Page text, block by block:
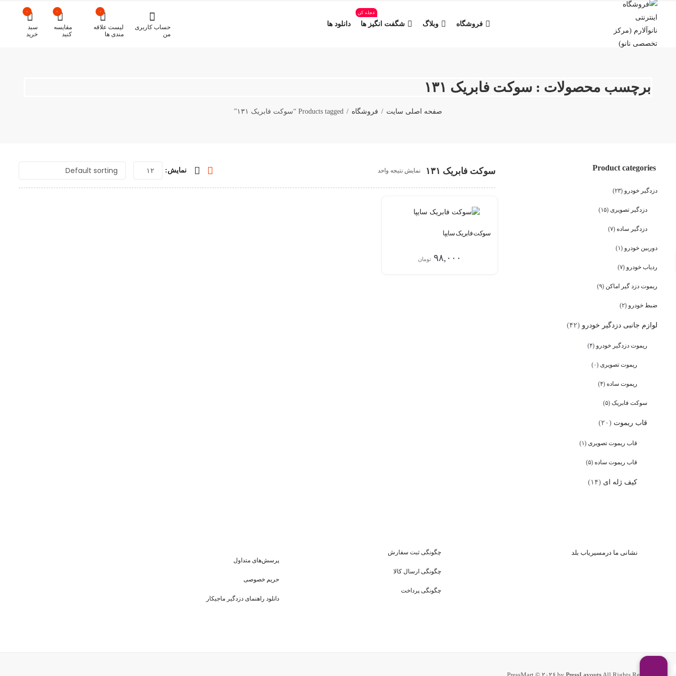
فروشگاه وبلاگ شگفت انگیز ها
عجله کن
دانلود ها
حساب کاربری
من
۰
لیست علاقه
مندی ها
۰
مقایسه
کنید
۰
سبد
خرید
برچسب محصولات : سوکت فابریک ۱۳۱
صفحه اصلی سایت فروشگاه Products tagged “سوکت فابریک ۱۳۱”
سوکت فابریک ۱۳۱ نمایش نتیجه واحد نمایش:
سوکت فابریک سایپا
۹۸,۰۰۰ تومان
Product categories
دزدگیر خودرو (۲۳)
دزدگیر تصویری (۱۵)
دزدگیر ساده (۷)
دوربین خودرو (۱)
ردیاب خودرو (۷)
ریموت دزد گیر اماکن (۹)
ضبط خودرو (۲)
لوازم جانبی دزدگیر خودرو (۴۲)
ریموت دزدگیر خودرو (۴)
ریموت تصویری (۰)
ریموت ساده (۴)
سوکت فابریک (۵)
قاب ریموت (۲۰)
قاب ریموت تصویری (۱)
قاب ریموت ساده (۵)
کیف ژله ای (۱۴)
نشانی ما درمسیریاب بلد چگونگی ثبت سفارش
چگونگی ارسال کالا
چگونگی پرداخت
پرسش‌های متداول
حریم خصوصی
دانلود راهنمای دزدگیر ماجیکار